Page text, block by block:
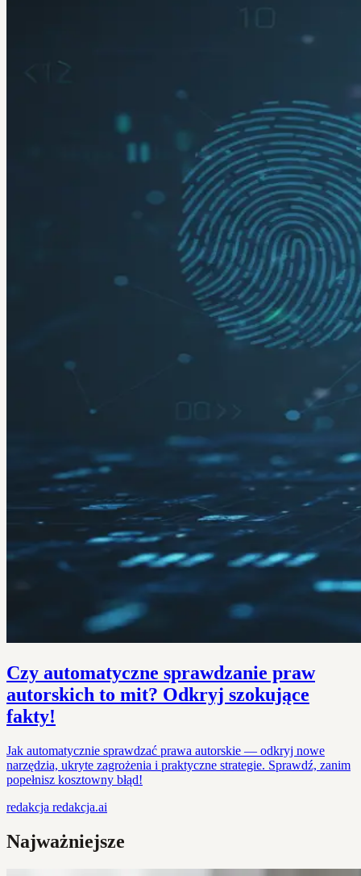
Czy automatyczne sprawdzanie praw
autorskich to mit? Odkryj szokujące
fakty!
Jak automatycznie sprawdzać prawa autorskie — odkryj nowe
narzędzia, ukryte zagrożenia i praktyczne strategie. Sprawdź, zanim
popełnisz kosztowny błąd!
redakcja redakcja.ai
Najważniejsze